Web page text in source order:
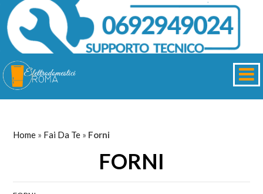
Home » Fai Da Te » Forni
FORNI